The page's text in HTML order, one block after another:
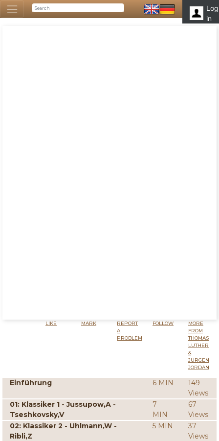
Log
in
LIKE MARK
REPORT
A
PROBLEM
FOLLOW
MORE
FROM
THOMAS
LUTHER
&
JÜRGEN
JORDAN
Einführung 6 MIN
149
Views
01: Klassiker 1 - Jussupow,A -
Tseshkovsky,V
7
MIN
67
Views
02: Klassiker 2 - Uhlmann,W -
Ribli,Z
5 MIN
37
Views